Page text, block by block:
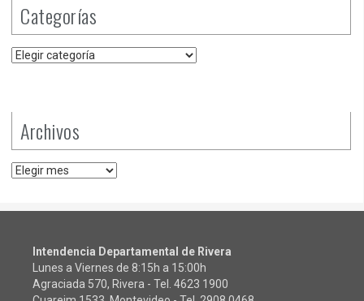
Categorías
Categorías
Archivos
Archivos
Intendencia Departamental de Rivera
Lunes a Viernes de 8:15h a 15:00h
Agraciada 570, Rivera - Tel. 4623 1900